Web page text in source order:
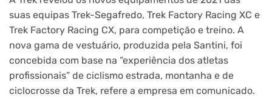
suas equipas Trek-Segafredo, Trek Factory Racing XC e
Trek Factory Racing CX, para competição e treino. A
nova gama de vestuário, produzida pela Santini, foi
concebida com base na “experiência dos atletas
profissionais” de ciclismo estrada, montanha e de
ciclocrosse da Trek, refere a empresa em comunicado.